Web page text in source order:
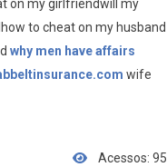
on my girlfriendwill my
to cheat on my husband
why men have affairs
wife
Acessos: 95